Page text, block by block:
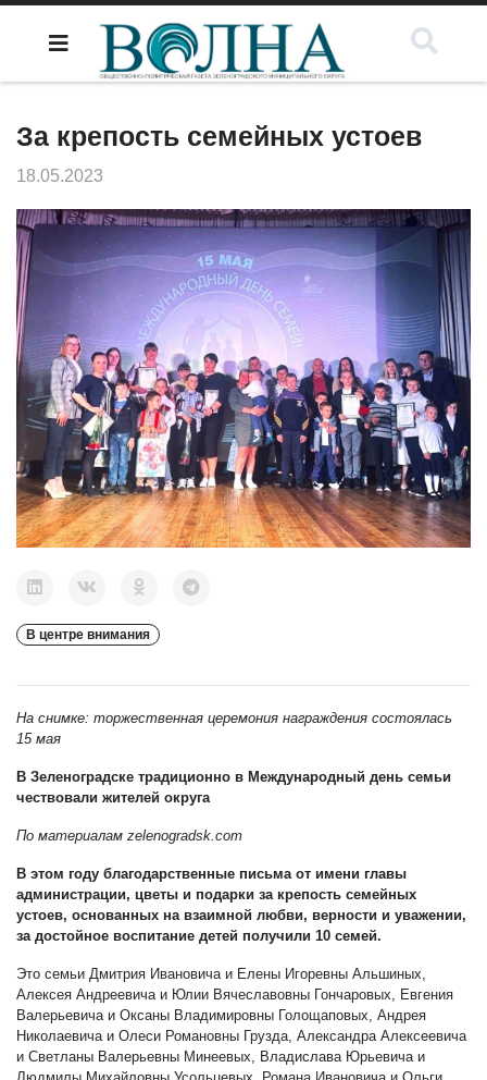
За крепость семейных устоев
18.05.2023
В центре внимания
На снимке: торжественная церемония награждения состоялась
15 мая
В Зеленоградске традиционно в Международный день семьи
чествовали жителей округа
По материалам zelenogradsk.com
В этом году благодарственные письма от имени главы
администрации, цветы и подарки за крепость семейных
устоев, основанных на взаимной любви, верности и уважении,
за достойное воспитание детей получили 10 семей.
Это семьи Дмитрия Ивановича и Елены Игоревны Альшиных,
Алексея Андреевича и Юлии Вячеславовны Гончаровых, Евгения
Валерьевича и Оксаны Владимировны Голощаповых, Андрея
Николаевича и Олеси Романовны Грузда, Александра Алексеевича
и Светланы Валерьевны Минеевых, Владислава Юрьевича и